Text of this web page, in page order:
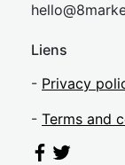
hel
Liens
- Privacy
- Terms and